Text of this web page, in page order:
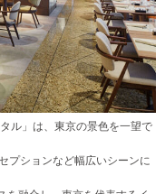
ル」は、東京の景色を一望で
プションなど幅広いシーンに